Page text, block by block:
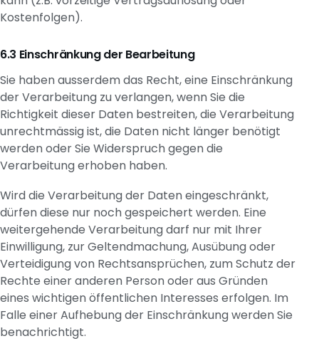
Kostenfolgen).
Einschränkung der Bearbeitung
Sie haben ausserdem das Recht, eine Einschränkung
der Verarbeitung zu verlangen, wenn Sie die
Richtigkeit dieser Daten bestreiten, die Verarbeitung
unrechtmässig ist, die Daten nicht länger benötigt
werden oder Sie Widerspruch gegen die
Verarbeitung erhoben haben.
Wird die Verarbeitung der Daten eingeschränkt,
dürfen diese nur noch gespeichert werden. Eine
weitergehende Verarbeitung darf nur mit Ihrer
Einwilligung, zur Geltendmachung, Ausübung oder
Verteidigung von Rechtsansprüchen, zum Schutz der
Rechte einer anderen Person oder aus Gründen
eines wichtigen öffentlichen Interesses erfolgen. Im
Falle einer Aufhebung der Einschränkung werden Sie
benachrichtigt.